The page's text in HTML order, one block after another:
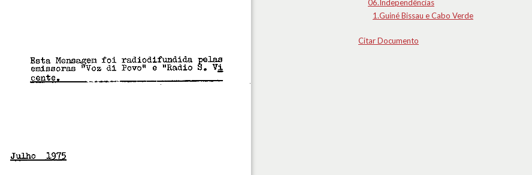
06.Independências
1.Guiné Bissau e Cabo Verde
Citar Documento